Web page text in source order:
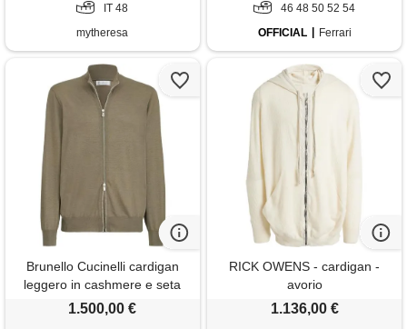
IT 48
mytheresa
46 48 50 52 54
OFFICIAL
Ferrari
Brunello Cucinelli cardigan
leggero in cashmere e seta
con zip - verde
1.500,00 €
RICK OWENS - cardigan -
avorio
1.136,00 €